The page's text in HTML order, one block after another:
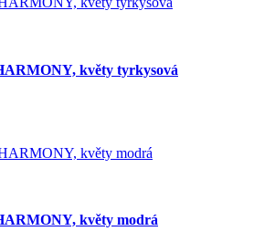
květy tyrkysová
květy modrá